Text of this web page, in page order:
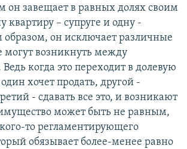
он завещает в равных долях своим
квартиру – супруге и одну -
образом, он исключает различные
могут возникнуть между
когда это переходит в долевую
хочет продать, другой -
- сдавать все это, и возникают
может быть не равным,
то регламентирующего
обязывает более-менее равно